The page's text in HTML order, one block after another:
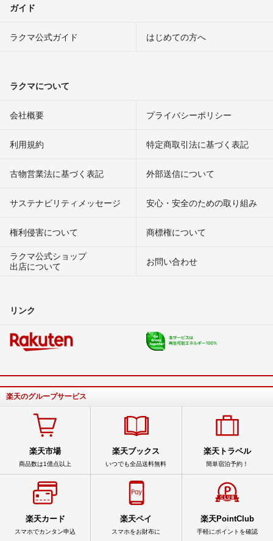
ガイド
ラクマ公式ガイド はじめての方へ
ラクマについて
会社概要 プライバシーポリシー
利用規約 特定商取引法に基づく表記
古物営業法に基づく表記 外部送信について
サステナビリティメッセージ 安心・安全のための取り組み
権利侵害について
商標権について
ラクマ公式ショップ
出店について
お問い合わせ
リンク
楽天のグループサービス
楽天市場
商品数は1億点以上
楽天ブックス
いつでも全品送料無料
楽天トラベル
簡単宿泊予約！
楽天カード
スマホでカンタン申込
楽天ペイ
スマホをお財布に
楽天PointClub
手軽にポイントを確認